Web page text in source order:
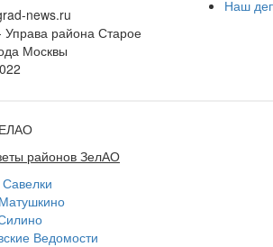
news.ru
Управа района Старое
Москвы
Наш
районов ЗелАО
Савелки
Ведомости